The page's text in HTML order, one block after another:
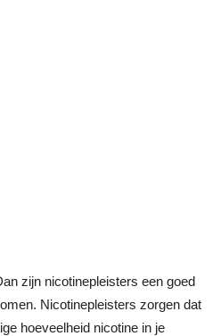
zijn nicotinepleisters een goed
Nicotinepleisters zorgen dat
hoeveelheid nicotine in je